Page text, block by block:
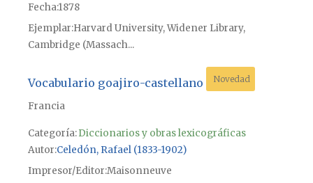
Fecha1878
Ejemplar Harvard University, Widener Library,
Cambridge (Massach...
Vocabulario goajiro-castellano Novedad
Francia
Categoría:Diccionarios y obras lexicográficas
Autor Celedón, Rafael (1833-1902)
Impresor/Editor Maisonneuve